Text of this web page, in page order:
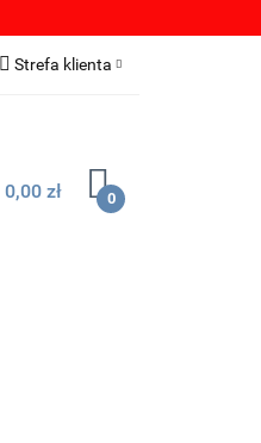
Strefa klienta
Dodaj zgłoszenie
0,00 zł 0